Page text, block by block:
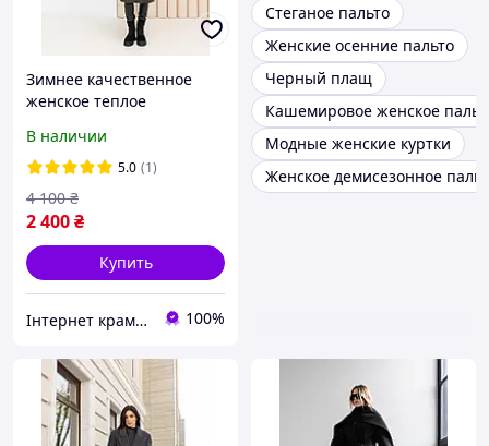
Зимнее качественное
женское теплое
шоколадном цвете
В наличии
5.0 (1)
2 400₴
4 100 ₴
Купить
Інтернет крамничка "Nika Star" 100%
Стеганое пальто
Женские осенние пальто
Черный плащ
Кашемировое женское
Модные женские куртки
Женское демисезонное